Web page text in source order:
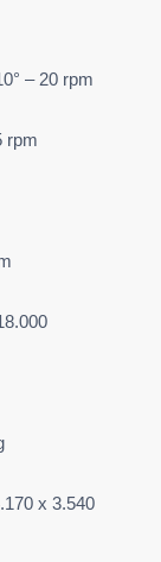
– 20 rpm
rpm
x 3.540